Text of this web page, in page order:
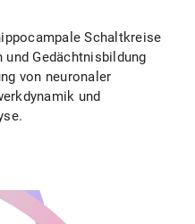
Schaltkreise
Gedächtnisbildung
von neuronaler
und